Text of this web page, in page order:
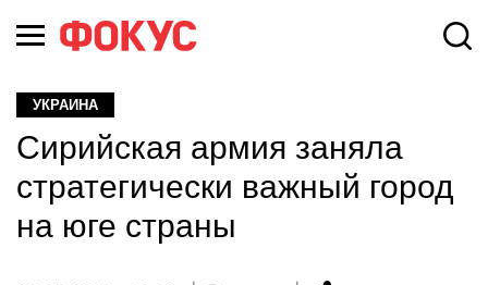
УКРАИНА
Сирийская армия заняла
стратегически важный город
на юге страны